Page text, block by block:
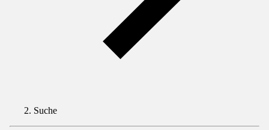
Suche